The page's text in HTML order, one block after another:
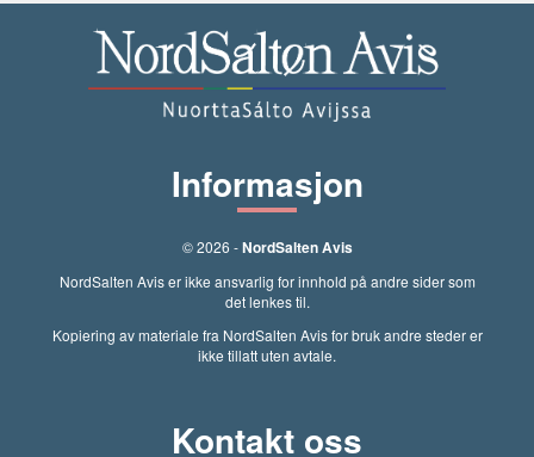
Informasjon
© 2026 -NordSalten Avis
NordSalten Avis er ikke ansvarlig for innhold på andre sider som
det lenkes til.
Kopiering av materiale fra NordSalten Avis for bruk andre steder er
ikke tillatt uten avtale.
Kontakt oss